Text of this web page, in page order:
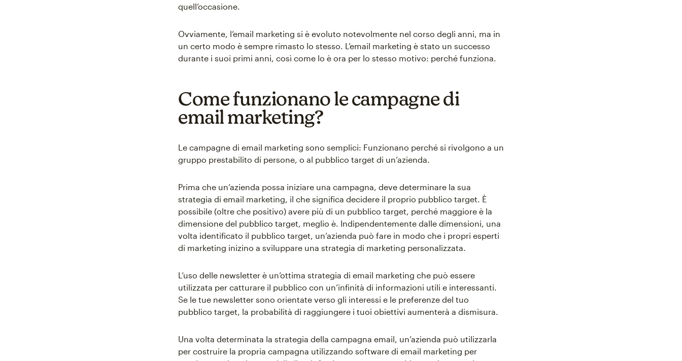
quell’occasione.
Ovviamente, l’email marketing si è evoluto notevolmente nel corso degli anni, ma in
un certo modo è sempre rimasto lo stesso. L’email marketing è stato un successo
durante i suoi primi anni, così come lo è ora per lo stesso motivo: perché funziona.
Come funzionano le campagne di
email marketing?
Le campagne di email marketing sono semplici: Funzionano perché si rivolgono a un
gruppo prestabilito di persone, o al pubblico target di un’azienda.
Prima che un’azienda possa iniziare una campagna, deve determinare la sua
strategia di email marketing, il che significa decidere il proprio pubblico target. È
possibile (oltre che positivo) avere più di un pubblico target, perché maggiore è la
dimensione del pubblico target, meglio è. Indipendentemente dalle dimensioni, una
volta identificato il pubblico target, un’azienda può fare in modo che i propri esperti
di marketing inizino a sviluppare una strategia di marketing personalizzata.
L’uso delle newsletter è un’ottima strategia di email marketing che può essere
utilizzata per catturare il pubblico con un’infinità di informazioni utili e interessanti.
Se le tue newsletter sono orientate verso gli interessi e le preferenze del tuo
pubblico target, la probabilità di raggiungere i tuoi obiettivi aumenterà a dismisura.
Una volta determinata la strategia della campagna email, un’azienda può utilizzarla
per costruire la propria campagna utilizzando software di email marketing per